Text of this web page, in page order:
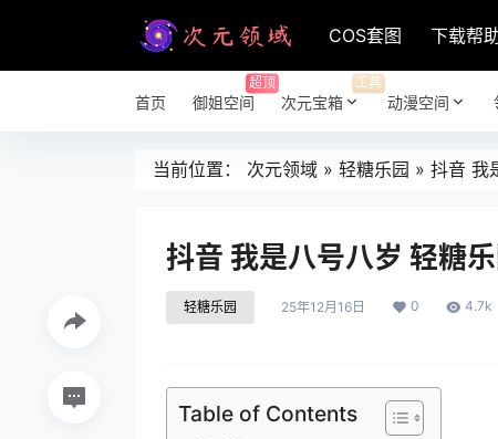
COS套图 下载帮
首页 御姐空间
超顶
次元宝箱
工具
动漫空间
当前位置： 次元领域 » 轻糖乐园 » 抖音 我
抖音 我是八号八岁 轻糖
轻糖乐园 25年12月16日 0 4.7k
Table of Contents